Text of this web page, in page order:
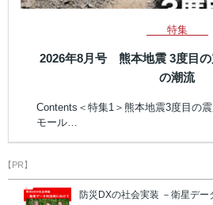
特集
2026年8月号 熊本地震 3度目
の潮流
Contents＜特集1＞熊本地震3度目の
モール…
【PR】
防災DXの社会実装 －衛星デー